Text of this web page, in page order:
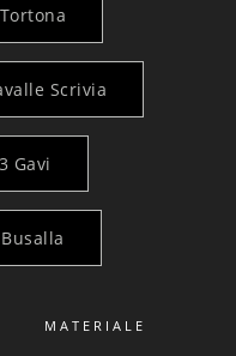
Scrivia
Gavi
MATERIALE